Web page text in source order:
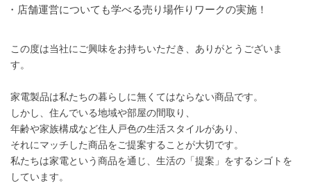
・店舗運営についても学べる売り場作りワークの実施！
この度は当社にご興味をお持ちいただき、ありがとうございま
す。
家電製品は私たちの暮らしに無くてはならない商品です。
しかし、住んでいる地域や部屋の間取り、
年齢や家族構成など住人戸色の生活スタイルがあり、
それにマッチした商品をご提案することが大切です。
私たちは家電という商品を通じ、生活の「提案」をするシゴトを
しています。